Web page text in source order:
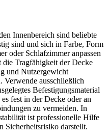
Innenbereich sind beliebte
sind und sich in Farbe, Form
oder Schlafzimmer anpassen
die Tragfähigkeit der Decke
und Nutzergewicht
Verwende ausschließlich
Befestigungsmaterial
fest in der Decke oder an
zu vermeiden. In
ist professionelle Hilfe
Sicherheitsrisiko darstellt.